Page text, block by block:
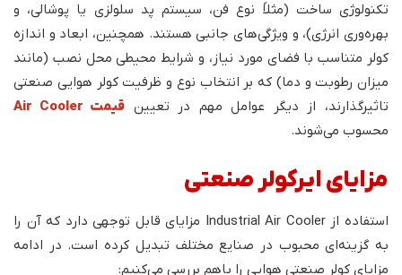
تکنولوژی ساخت (مثلاً نوع فن، سیستم پد سلولزی یا پوشالی، و
بهره‌وری انرژی)، و ویژگی‌های جانبی هستند. همچنین، ابعاد و اندازه
کولر متناسب با فضای مورد نیاز، و شرایط محیطی محل نصب (مانند
میزان رطوبت و دما) که بر انتخاب نوع و ظرفیت کولر هوایی صنعتی
تاثیرگذارند، از دیگر عوامل مهم در تعیین قیمت Air Cooler
محسوب می‌شوند.
مزایای ایرکولر صنعتی
استفاده از Industrial Air Cooler مزایای قابل توجهی دارد که آن را
به گزینه‌ای محبوب در صنایع مختلف تبدیل کرده است. در ادامه
مزایای کولر صنعتی هوایی را باهم بررسی می‌کنیم: